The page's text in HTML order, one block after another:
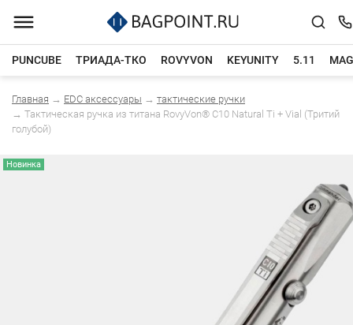
PUNCUBE ТРИАДА-ТКО ROVYVON KEYUNITY 5.11
Каталог товаров
Главная → EDC аксессуары → тактические ручки
→ Тактическая ручка из титана RovyVon® C10 Natural Ti + Vial (Тритий
голубой)
Новинка